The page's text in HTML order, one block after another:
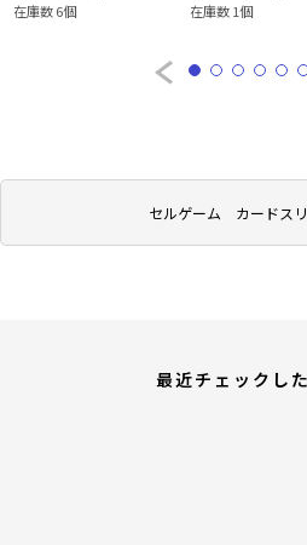
セルゲーム カードス
在庫数 6個 在庫数 1個
最近チェックし